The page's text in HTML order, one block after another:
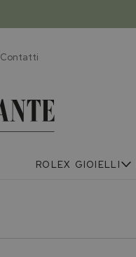
Contatti
ROLEX GIOIELLI